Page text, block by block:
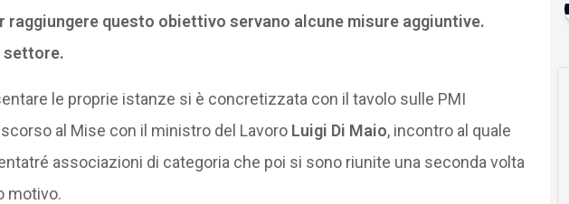
raggiungere questo obiettivo servano alcune misure aggiuntive.
settore.
le proprie istanze si è concretizzata con il tavolo sulle PMI
al Mise con il ministro del Lavoro Luigi Di Maio, incontro al quale
associazioni di categoria che poi si sono riunite una seconda volta
motivo.